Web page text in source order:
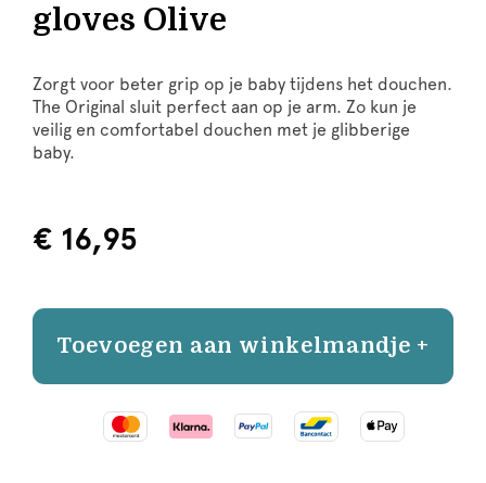
gloves Olive
Zorgt voor beter grip op je baby tijdens het douchen.
The Original sluit perfect aan op je arm. Zo kun je
veilig en comfortabel douchen met je glibberige
baby.
€ 16,95
Toevoegen aan winkelmandje +